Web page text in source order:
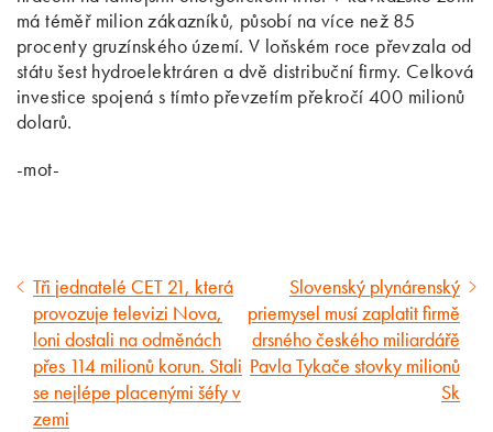
má téměř milion zákazníků, působí na více než 85
procenty gruzínského území. V loňském roce převzala od
státu šest hydroelektráren a dvě distribuční firmy. Celková
investice spojená s tímto převzetím překročí 400 milionů
dolarů.
-mot-
Předcházející
článek
Tři jednatelé CET 21, která
provozuje televizi Nova,
loni dostali na odměnách
přes 114 milionů korun. Stali
se nejlépe placenými šéfy v
zemi
Následující
článek
Slovenský plynárenský
priemysel musí zaplatit firmě
drsného českého miliardářě
Pavla Tykače stovky milionů
Sk